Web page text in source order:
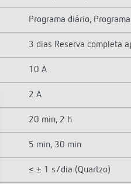
Programa diário, Programa
3 dias Reserva completa
10 A
2 A
20 min, 2 h
5 min, 30 min
≤ ± 1 s/dia (Quartzo)